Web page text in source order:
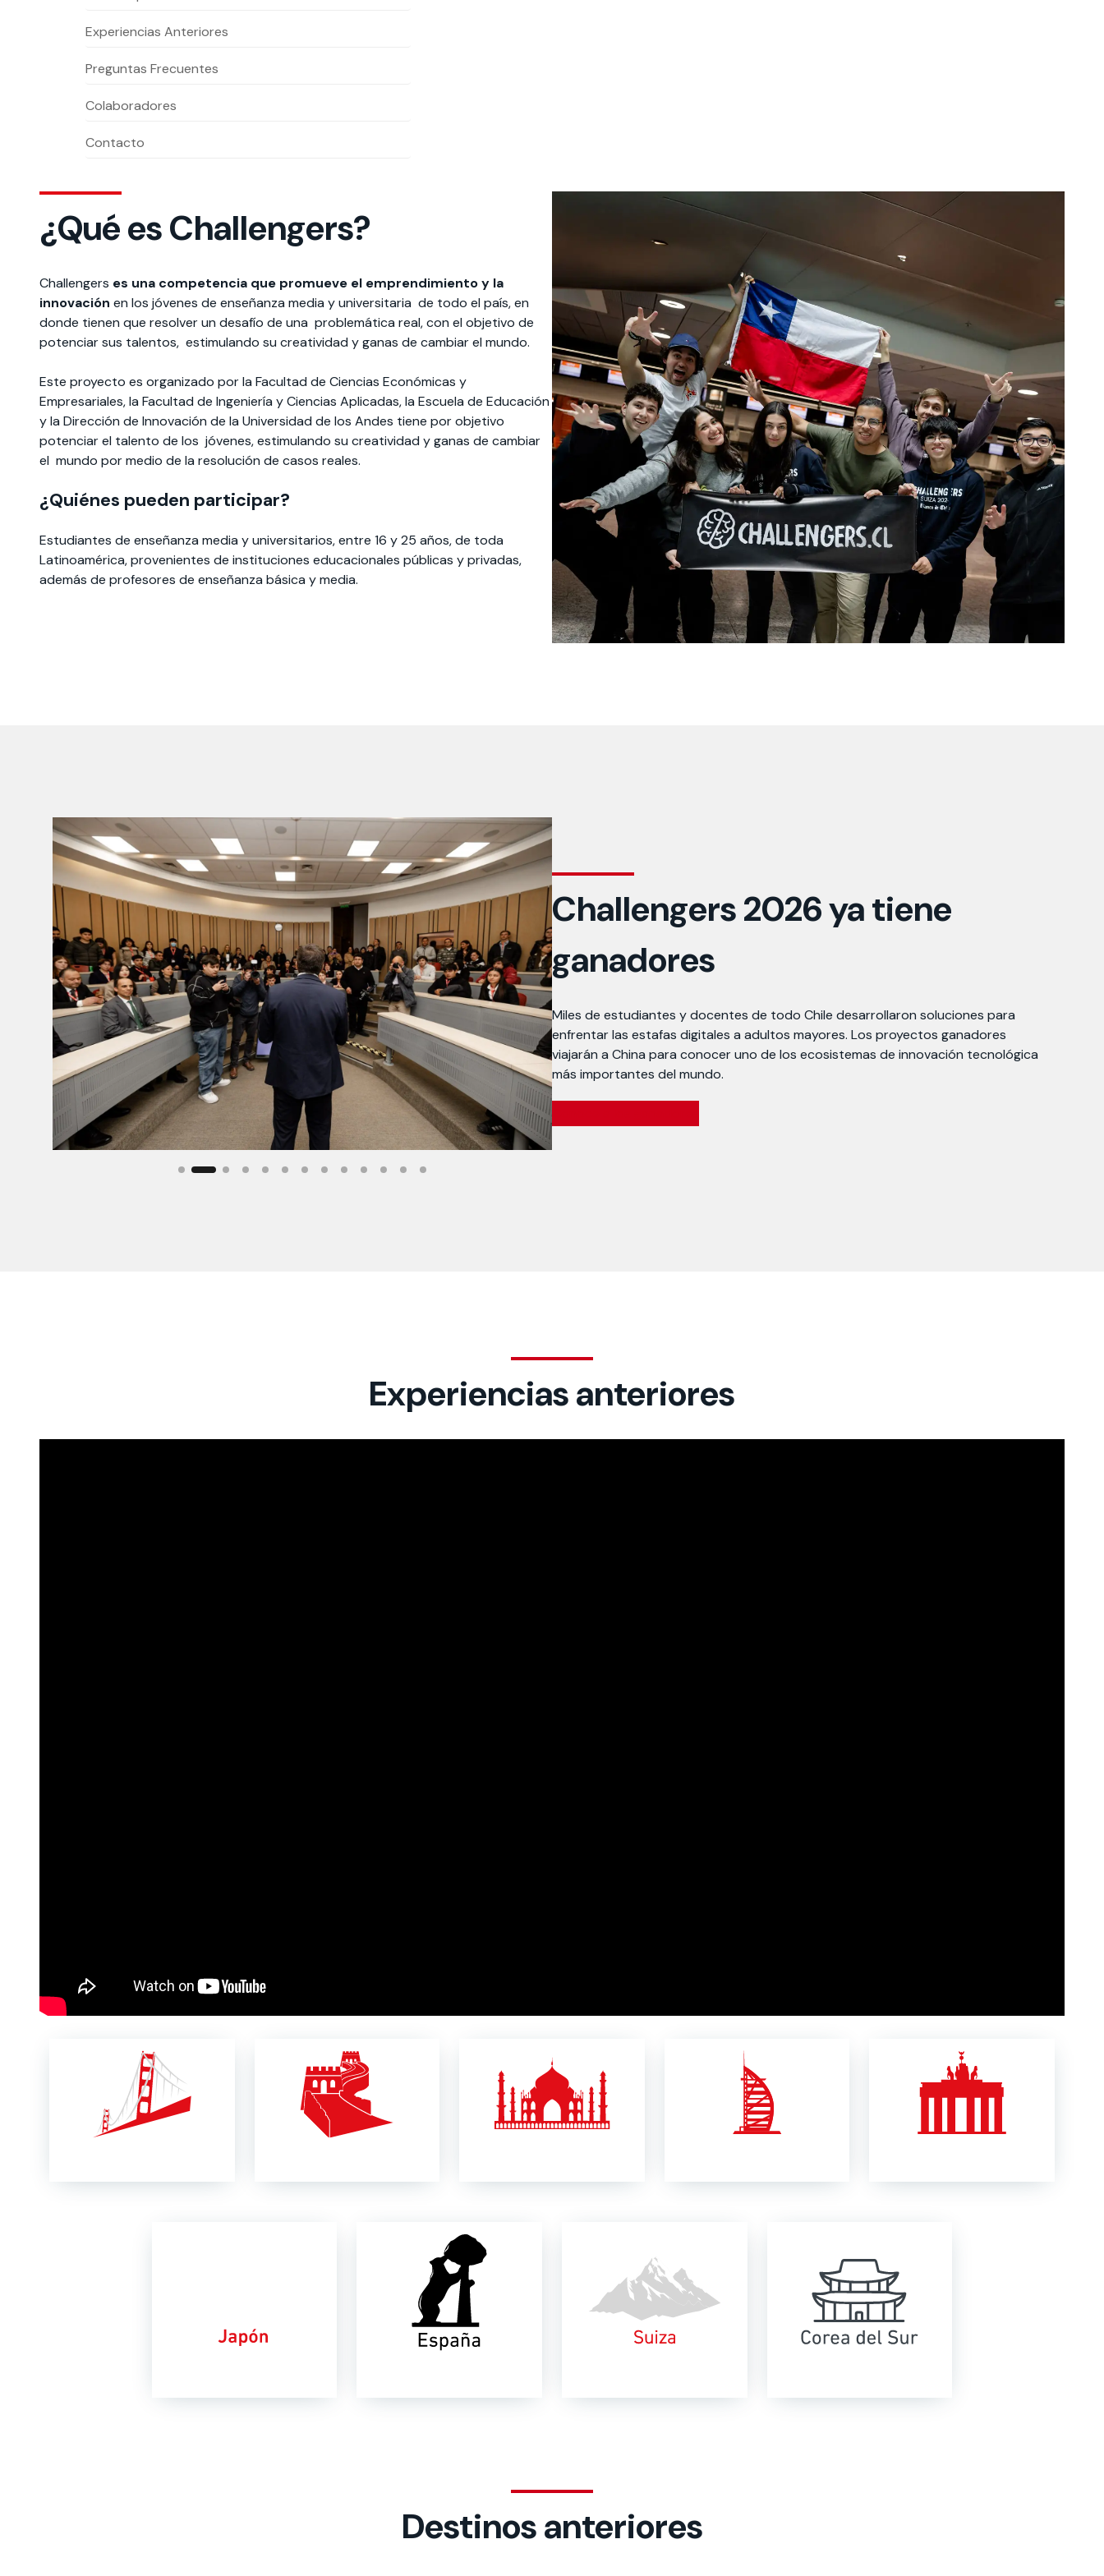
Te puede interesar:International students
Te puede interesar:Explora el campus Uandes
Experiencias Anteriores
Preguntas Frecuentes
Colaboradores
Contacto
¿Qué es Challengers?
Challengers es una competencia que promueve el emprendimiento y la
innovación en los jóvenes de enseñanza media y universitaria de todo el país, en
donde tienen que resolver un desafío de una problemática real, con el objetivo de
potenciar sus talentos, estimulando su creatividad y ganas de cambiar el mundo.
Este proyecto es organizado por la Facultad de Ciencias Económicas y
Empresariales, la Facultad de Ingeniería y Ciencias Aplicadas, la Escuela de Educación
y la Dirección de Innovación de la Universidad de los Andes tiene por objetivo
potenciar el talento de los jóvenes, estimulando su creatividad y ganas de cambiar
el mundo por medio de la resolución de casos reales.
¿Quiénes pueden participar?
Estudiantes de enseñanza media y universitarios, entre 16 y 25 años, de toda
Latinoamérica, provenientes de instituciones educacionales públicas y privadas,
además de profesores de enseñanza básica y media.
Slide 2 of 13
Challengers 2026 ya tiene
ganadores
Miles de estudiantes y docentes de todo Chile desarrollaron soluciones para
enfrentar las estafas digitales a adultos mayores. Los proyectos ganadores
viajarán a China para conocer uno de los ecosistemas de innovación tecnológica
más importantes del mundo.
Experiencias anteriores
Destinos anteriores